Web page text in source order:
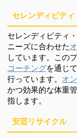
セレンディピテ
セレンディピティ
ニーズに合わせた
しています。この
コーチングを通じ
行っています。 オ
かつ効果的な体重
指します。
安芸リサイクル